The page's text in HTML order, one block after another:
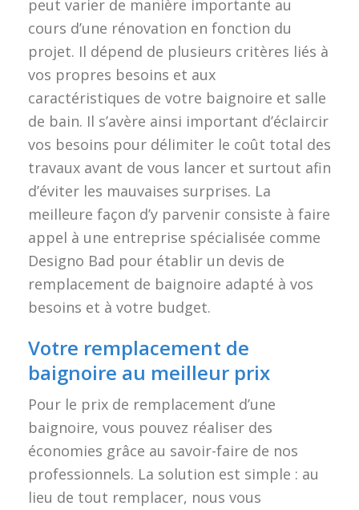
peut varier de manière importante au
cours d’une rénovation en fonction du
projet. Il dépend de plusieurs critères liés à
vos propres besoins et aux
caractéristiques de votre baignoire et salle
de bain. Il s’avère ainsi important d’éclaircir
vos besoins pour délimiter le coût total des
travaux avant de vous lancer et surtout afin
d’éviter les mauvaises surprises. La
meilleure façon d’y parvenir consiste à faire
appel à une entreprise spécialisée comme
Designo Bad pour établir un devis de
remplacement de baignoire adapté à vos
besoins et à votre budget.
Votre remplacement de
baignoire au meilleur prix
Pour le prix de remplacement d’une
baignoire, vous pouvez réaliser des
économies grâce au savoir-faire de nos
professionnels. La solution est simple : au
lieu de tout remplacer, nous vous